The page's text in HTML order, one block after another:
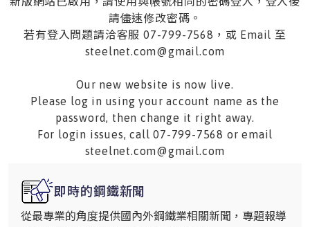
請儘速修改密碼。
若有登入問題請洽客服 07-799-7568，或 Email 至
steelnet.com@gmail.com
Our new website is now live.
Please log in using your account name as the
password, then change it right away.
For login issues, call 07-799-7568 or email
steelnet.com@gmail.com
即時的鋼鐵新聞
從最專業的角度提供國內外鋼鐵業相關新聞，專題報導